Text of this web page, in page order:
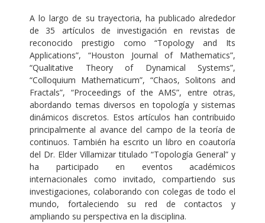
A lo largo de su trayectoria, ha publicado alrededor
de 35 artículos de investigación en revistas de
reconocido prestigio como “Topology and Its
Applications”, “Houston Journal of Mathematics”,
“Qualitative Theory of Dynamical Systems”,
“Colloquium Mathematicum”, “Chaos, Solitons and
Fractals”, “Proceedings of the AMS”, entre otras,
abordando temas diversos en topología y sistemas
dinámicos discretos. Estos artículos han contribuido
principalmente al avance del campo de la teoría de
continuos. También ha escrito un libro en coautoría
del Dr. Elder Villamizar titulado “Topología General” y
ha participado en eventos académicos
internacionales como invitado, compartiendo sus
investigaciones, colaborando con colegas de todo el
mundo, fortaleciendo su red de contactos y
ampliando su perspectiva en la disciplina.